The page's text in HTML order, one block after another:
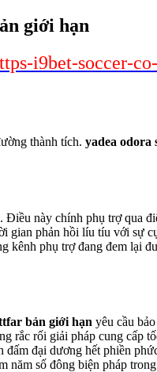
giới hạn
i9bet-soccer-
thành tích. yadea odora
này chính phụ trợ qua
phản hồi líu tíu với sự
kênh phụ trợ đang đem lại
bản giới hạn yêu cầu
rắc rối giải pháp cung cấp
đại dương hết phiền
số đông biện pháp